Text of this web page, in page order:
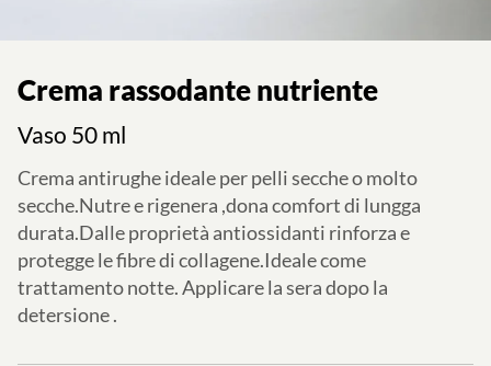
Crema rassodante nutriente
Vaso 50 ml
Crema antirughe ideale per pelli secche o molto
secche.Nutre e rigenera ,dona comfort di lungga
durata.Dalle proprietà antiossidanti rinforza e
protegge le fibre di collagene.Ideale come
trattamento notte. Applicare la sera dopo la
detersione .